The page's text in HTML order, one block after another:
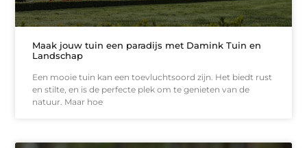
Maak jouw tuin een paradijs met Damink Tuin en
Landschap
Een mooie tuin kan een toevluchtsoord zijn. Het biedt rust
en stilte, en is de perfecte plek om te genieten van de
natuur. Maar hoe